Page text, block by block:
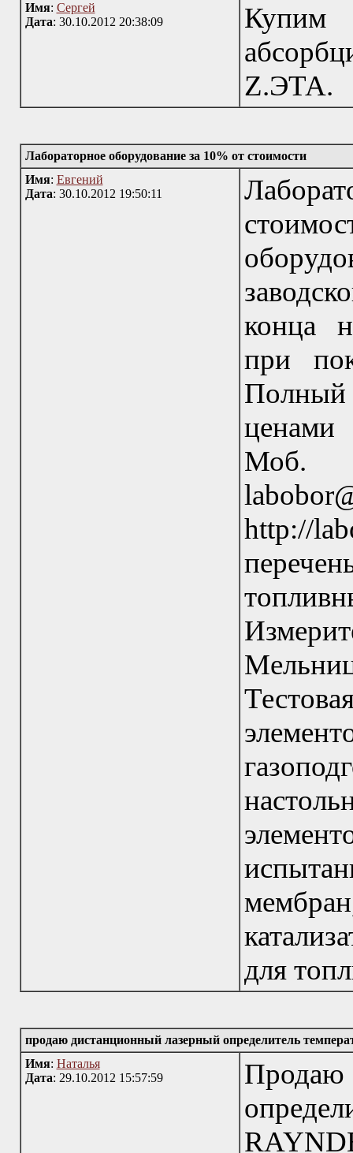
Имя: Сергей
Дата: 30.10.2012 20:38:09
Z.ЭТА.
Лабораторное оборудование за 10% от стоимости
Имя: Евгений
Дата: 30.10.2012 19:50:11
конца
при
http://
для
продаю дистанционный лазерный определитель
Имя: Наталья
Дата: 29.10.2012 15:57:59